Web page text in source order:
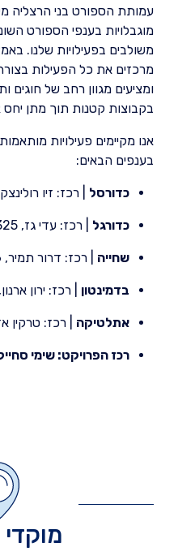
עמותת הספורט בני הרצליה
משולבים בפעילויות שלנו.
מרכזים את כל הפעילות
ומציעים מגוון רחב של חוגים
בקבוצות קטנות תוך מתן
אנו מקיימים פעילויות
בענפים הבאים:
כדורסל | רכז: זיו רולינצקי, 052-
כדורגל | רכז: עדי גז, 052-4253325
שחייה | רכז: דרור תמיר, 09-8340746
בדמינטון | רכז: ירון ארנון, 052-2754349
אתלטיקה | רכז: טרקין אדגו, 050-
רכז הפרויקט: שימי סחייק, 052-